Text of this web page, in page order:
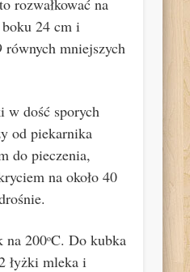
rozwałkować na
boku 24 cm i
równych mniejszych
w dość sporych
od piekarnika
do pieczenia,
na około 40
na 200oC. Do kubka
łyżki mleka i